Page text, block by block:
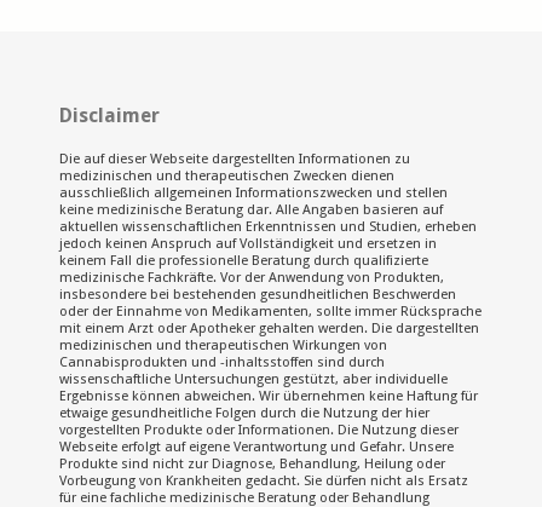
Disclaimer
Die auf dieser Webseite dargestellten Informationen zu
medizinischen und therapeutischen Zwecken dienen
ausschließlich allgemeinen Informationszwecken und stellen
keine medizinische Beratung dar. Alle Angaben basieren auf
aktuellen wissenschaftlichen Erkenntnissen und Studien, erheben
jedoch keinen Anspruch auf Vollständigkeit und ersetzen in
keinem Fall die professionelle Beratung durch qualifizierte
medizinische Fachkräfte. Vor der Anwendung von Produkten,
insbesondere bei bestehenden gesundheitlichen Beschwerden
oder der Einnahme von Medikamenten, sollte immer Rücksprache
mit einem Arzt oder Apotheker gehalten werden. Die dargestellten
medizinischen und therapeutischen Wirkungen von
Cannabisprodukten und -inhaltsstoffen sind durch
wissenschaftliche Untersuchungen gestützt, aber individuelle
Ergebnisse können abweichen. Wir übernehmen keine Haftung für
etwaige gesundheitliche Folgen durch die Nutzung der hier
vorgestellten Produkte oder Informationen. Die Nutzung dieser
Webseite erfolgt auf eigene Verantwortung und Gefahr. Unsere
Produkte sind nicht zur Diagnose, Behandlung, Heilung oder
Vorbeugung von Krankheiten gedacht. Sie dürfen nicht als Ersatz
für eine fachliche medizinische Beratung oder Behandlung